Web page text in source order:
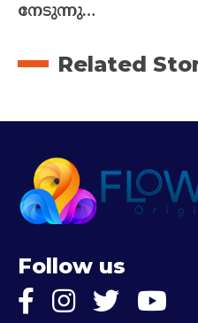
നേടുന്നു…
Related
Follow us